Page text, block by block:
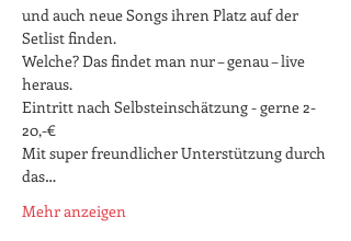
und auch neue Songs ihren Platz auf der
Setlist finden.
Welche? Das findet man nur – genau – live
heraus.
Eintritt nach Selbsteinschätzung - gerne 2-
20,-€
Mit super freundlicher Unterstützung durch
das…
Mehr anzeigen